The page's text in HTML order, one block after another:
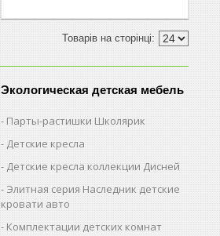
Экологическая детская мебель
Парты-растишки Школярик
Детские кресла
Детские кресла коллекции Дисней
Элитная серия Наследник детские
кровати авто
Комплектации детских комнат